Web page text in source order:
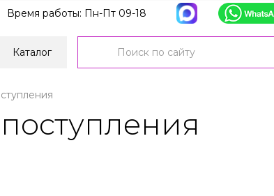
Время работы: Пн-Пт 09-18
Каталог